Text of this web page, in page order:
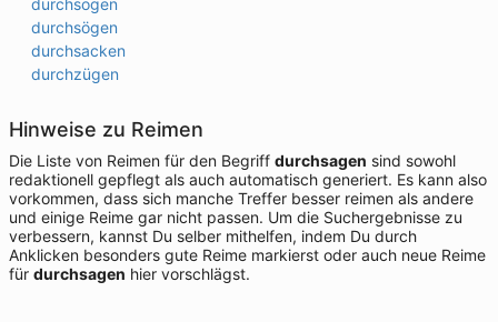
durchsogen
durchsögen
durchsacken
durchzügen
Hinweise zu Reimen
Die Liste von Reimen für den Begriff durchsagen sind sowohl
redaktionell gepflegt als auch automatisch generiert. Es kann also
vorkommen, dass sich manche Treffer besser reimen als andere
und einige Reime gar nicht passen. Um die Suchergebnisse zu
verbessern, kannst Du selber mithelfen, indem Du durch
Anklicken besonders gute Reime markierst oder auch neue Reime
für durchsagen hier vorschlägst.